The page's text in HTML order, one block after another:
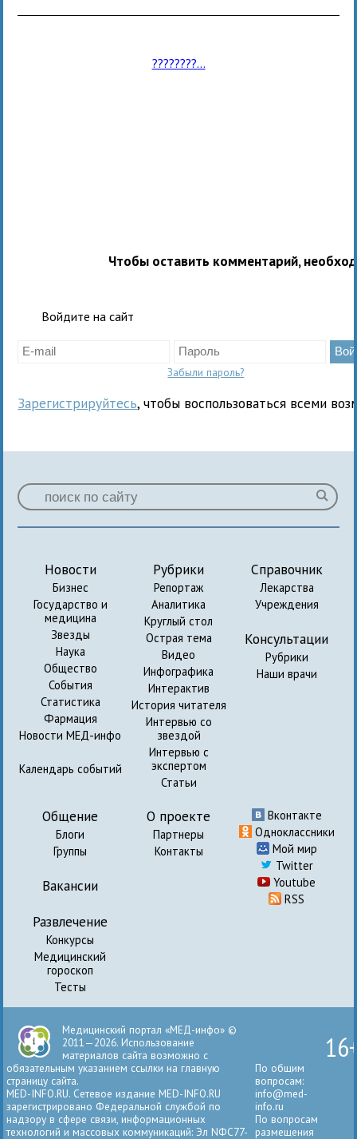
????????...
Чтобы оставить комментарий,
Войдите на сайт
Забыли пароль?
Зарегистрируйтесь, чтобы воспользоваться всеми
Новости
Бизнес
Государство и
медицина
Звезды
Наука
Общество
События
Статистика
Фармация
Новости МЕД-инфо
Календарь событий
Рубрики
Репортаж
Аналитика
Круглый стол
Острая тема
Видео
Инфографика
Интерактив
История читателя
Интервью со
звездой
Интервью с
экспертом
Статьи
Справочник
Лекарства
Учреждения
Консультации
Рубрики
Наши врачи
Общение
Блоги
Группы
Вакансии
Развлечение
Конкурсы
Медицинский
гороскоп
Тесты
О проекте
Партнеры
Контакты
Вконтакте
Одноклассники
Мой мир
Twitter
Youtube
RSS
Медицинский портал «МЕД-инфо» ©
2011—2026. Использование
материалов сайта возможно с
обязательным указанием ссылки на главную
страницу сайта.
MED-INFO.RU. Сетевое издание MED-INFO.RU
зарегистрировано Федеральной службой по
надзору в сфере связи, информационных
технологий и массовых коммуникаций: Эл NФС77-
По общим
вопросам:
info@med-
info.ru
По вопросам
размещения